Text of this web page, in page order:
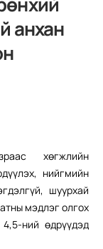
анхан
хөгжлийн
нийгмийн
шуурхай
мэдлэг олгох
ний өдрүүдэд